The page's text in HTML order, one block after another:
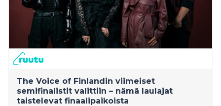
The Voice of Finlandin viimeiset
semifinalistit valittiin – nämä laulajat
taistelevat finaalipaikoista